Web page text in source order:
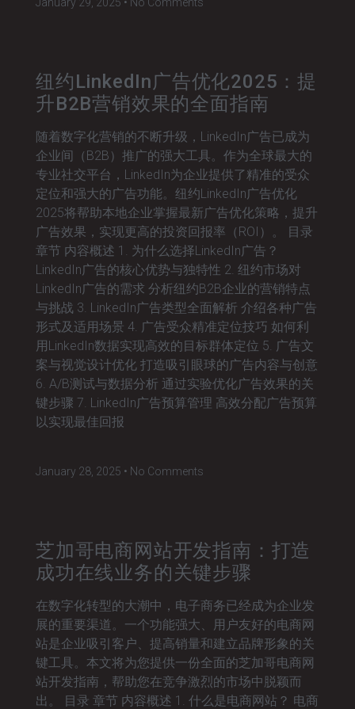
纽约LinkedIn广告优化2025：提
升B2B营销效果的全面指南
随着数字化营销的不断升级，LinkedIn广告已成为
企业间（B2B）推广的强大工具。作为全球最大的
专业社交平台，LinkedIn为企业提供了精准的受众
定位和强大的广告功能。纽约LinkedIn广告优化
2025将帮助本地企业掌握最新广告优化策略，提升
广告效果，实现更高的投资回报率（ROI）。 目录
章节 内容概述 1. 为什么选择LinkedIn广告？
LinkedIn广告的核心优势与独特性 2. 纽约市场对
LinkedIn广告的需求 分析纽约B2B企业的营销特点
与挑战 3. LinkedIn广告类型全面解析 介绍各种广告
形式及适用场景 4. 广告受众精准定位技巧 如何利
用LinkedIn数据实现高效的目标群体定位 5. 广告文
案与视觉设计优化 打造吸引眼球的广告内容与创意
6. A/B测试与数据分析 通过实验优化广告效果的关
键步骤 7. LinkedIn广告预算管理 高效分配广告预算
以实现最佳回报
January 28, 2025 No Comments
芝加哥电商网站开发指南：打造
成功在线业务的关键步骤
在数字化转型的大潮中，电子商务已经成为企业发
展的重要渠道。一个功能强大、用户友好的电商网
站是企业吸引客户、提高销量和建立品牌形象的关
键工具。本文将为您提供一份全面的芝加哥电商网
站开发指南，帮助您在竞争激烈的市场中脱颖而
出。 目录 章节 内容概述 1. 什么是电商网站？ 电商